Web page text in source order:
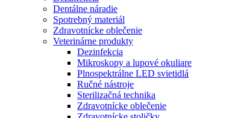
Dentálne náradie
Spotrebný materiál
Zdravotnícke oblečenie
Veterinárne produkty
Dezinfekcia
Mikroskopy a lupové okuliare
Plnospektrálne LED svietidlá
Ručné nástroje
Sterilizačná technika
Zdravotnícke oblečenie